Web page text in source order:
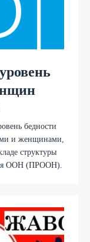
бедности
и женщинами,
структуры
ООН (ПРООН).